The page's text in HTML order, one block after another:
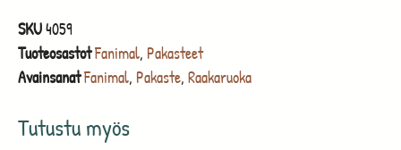
Tutustu myös
SKU4059
TuoteosastotFanimal, Pakasteet
AvainsanatFanimal, Pakaste, Raakaruoka